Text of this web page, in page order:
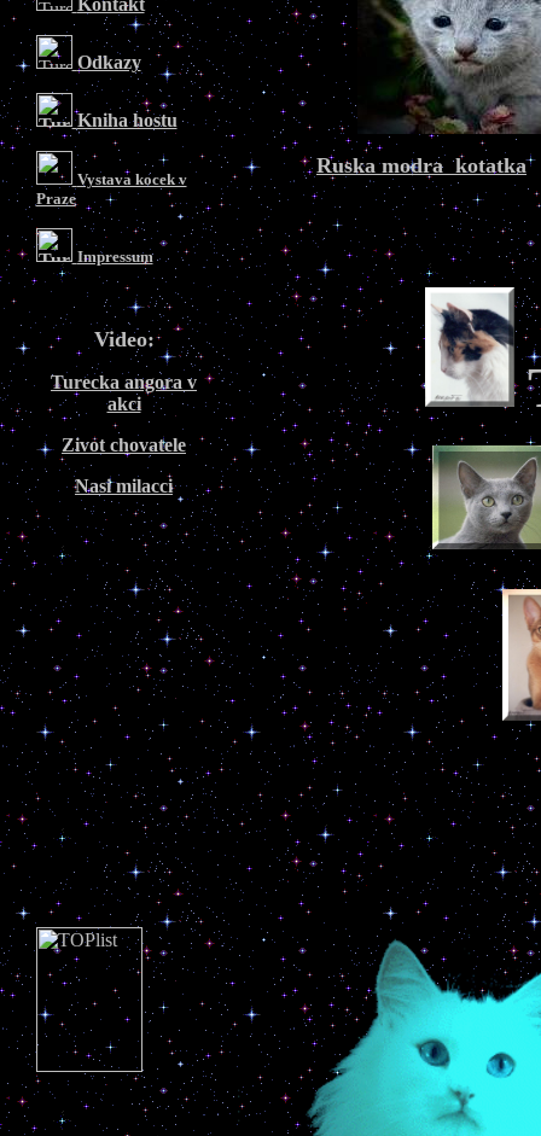
Kontakt
Odkazy
Kniha hostu
Vystava kocek v
Praze
Impressum
Video:
Turecka angora v
akci
Zivot chovatele
Nasi milacci
Ruska modra kotatka